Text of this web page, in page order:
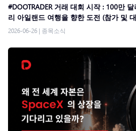
#DOOTRADER 거래 대회 시작 : 100만
리 아일랜드 여행을 향한 도전 (참가 및
2026-06-26 | 종목소식